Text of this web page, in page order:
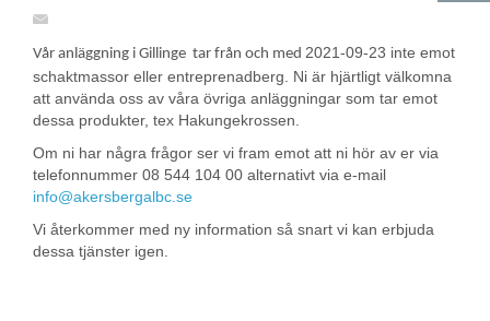
Vår anläggning i Gillinge tar från och med 2021-09-23 inte emot
schaktmassor eller entreprenadberg. Ni är hjärtligt välkomna
att använda oss av våra övriga anläggningar som tar emot
dessa produkter, tex Hakungekrossen.
Om ni har några frågor ser vi fram emot att ni hör av er via
telefonnummer 08 544 104 00 alternativt via e-mail
info@akersbergalbc.se
Vi återkommer med ny information så snart vi kan erbjuda
dessa tjänster igen.